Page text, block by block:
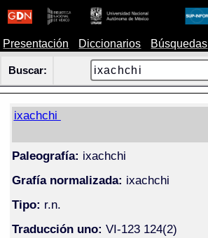
Presentación Diccionarios Búsquedas
Buscar:
ixachchi
Paleografía: ixachchi
Grafía normalizada: ixachchi
Tipo: r.n.
Traducción uno: VI-123 124(2)